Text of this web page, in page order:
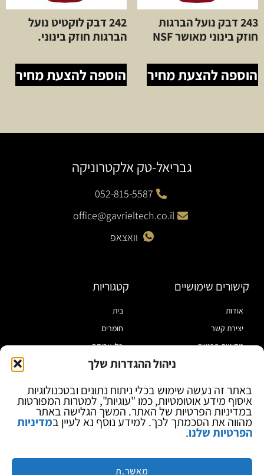
ניהול ההגדרות שלך
באתר זה נעשה שימוש בכלי ניתוח נתונים ובטכנולוגיות
איסוף מידע אוטומטיות, כמו "עוגיות", למטרות המפורטות
במדיניות הפרטיות של האתר. המשך הגלישה באתר
מהווה את הסכמתך לכך. למידע נוסף נא לעיין במדיניות
הפרטיות שלנו.
מאשר.ת
243 דבק נועל הברגות
חוזק בינוני מאושר NSF
הוספה להצעת מחיר
242 דבק לוקטיט נועל
הברגות חוזק בינוני.
הוספה להצעת מחיר
גבריאל-טק אלקטרוניקה
052-815-5587
office@gavrieltech.co.il
וואצאפ
קישורים שימושיים
אודות
יצירת קשר
מדיניות פרטיות
בלוג
קטגוריות
בית
חומרים
כלי עבודה
מוצרי הלחמה
ספקי כח ומודדים
ציוד אופטי להגדלה
מותגים